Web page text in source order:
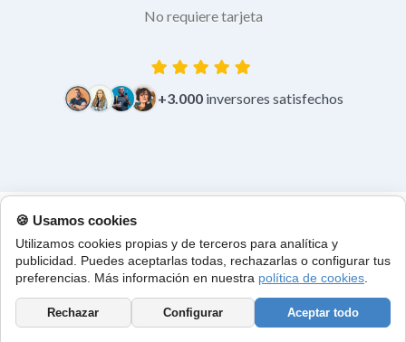
No requiere tarjeta
+3.000inversores satisfechos
Encuentra las próximas subastas de pisos y casas
embargadas en Muro de Alcoy
🍪 Usamos cookies
Utilizamos cookies propias y de terceros para analítica y
publicidad. Puedes aceptarlas todas, rechazarlas o configurar tus
preferencias. Más información en nuestra política de cookies
Rechazar Configurar Aceptar todo